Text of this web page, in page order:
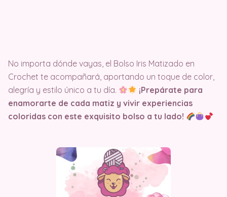
No importa dónde vayas, el Bolso Iris Matizado en
Crochet te acompañará, aportando un toque de color,
alegría y estilo único a tu día.
¡Prepárate para
enamorarte de cada matiz y vivir experiencias
coloridas con este exquisito bolso a tu lado!